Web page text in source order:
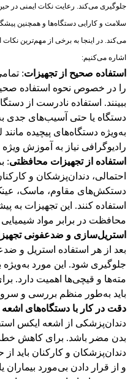
جلوگیری می‌کند. رعایت نکات ایمنی در
سلامت و کارایی دستگاه‌ها و همچنین
می‌کند. در اینجا به برخی از مهم‌ترین
اشاره می‌کنیم:
استفاده صحیح از تجهیزات:
را در خصوص نحوه استفاده
ببینند. استفاده نادرست از
دستگاه یا حتی آسیب‌های جدی
به‌ویژه دستگاه‌های پیچیده
رادیوگرافی نیاز به آموزش ویژه
استفاده از تجهیزات محافظتی:
احتمالی، دندان‌پزشکان و
دستکش‌های مقاوم، ماسک،
استفاده کنند. این تجهیزات به
محافظت در برابر مواد
استریل‌سازی و ضدعفونی
بعد از هر استفاده استریل و
جلوگیری شود. این مورد به‌ویژه
مته‌ها و قیچی‌ها اهمیت دارد.
باید به‌طور منظم بررسی و
دقت در کار با دستگاه‌های
دندان‌پزشکی از اشعه ایکس
بدن مضر باشد. برای کاهش
دندان‌پزشکان و کارکنان باید
و از قرار دادن بی‌مورد